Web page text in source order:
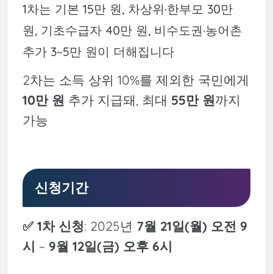
1차는 기본 15만 원, 차상위·한부모 30만
원, 기초수급자 40만 원, 비수도권·농어촌
추가 3~5만 원이 더해집니다
2차는 소득 상위 10%를 제외한 국민에게
10만 원 추가 지급돼, 최대 55만 원까지
가능
신청기간
✅ 1차 신청: 2025년 7월 21일(월) 오전 9
시 ~ 9월 12일(금) 오후 6시